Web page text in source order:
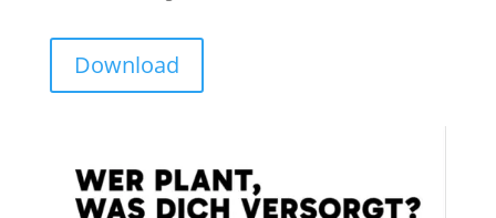
Download